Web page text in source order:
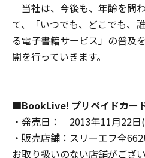
当社は、今後も、年齢を問
て、「いつでも、どこでも、
る電子書籍サービス」の普及
開を行っていきます。
■BookLive! プリペイドカー
・発売日： 2013年11月22日
・販売店舗：スリーエフ全
お取り扱いのない店舗がござい